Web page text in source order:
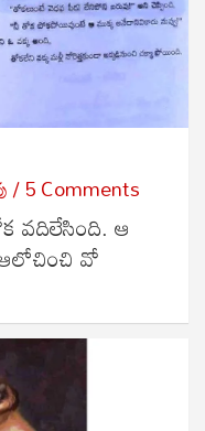
5 Comments
వదిలేసింది. ఆ
వో